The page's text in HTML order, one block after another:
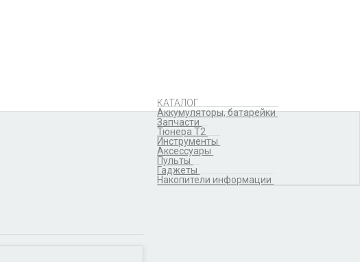
Накопители информации
КАТАЛОГ
Аккумуляторы, батарейки
Запчасти
Тюнера T2
Инструменты
Аксессуары
Пульты
Гаджеты
Накопители информации